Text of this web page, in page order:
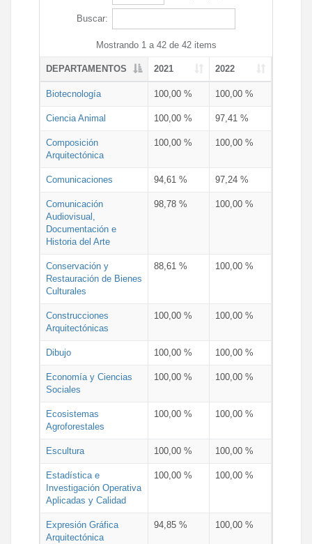
Buscar:
Mostrando 1 a 42 de 42 items
DEPARTAMENTOS 2021 2022
Biotecnología 100,00 % 100,00 %
Ciencia Animal 100,00 % 97,41 %
Composición
Arquitectónica
100,00 % 100,00 %
Comunicaciones 94,61 % 97,24 %
Comunicación
Audiovisual,
Documentación e
Historia del Arte
98,78 % 100,00 %
Conservación y
Restauración de Bienes
Culturales
88,61 % 100,00 %
Construcciones
Arquitectónicas
100,00 % 100,00 %
Dibujo 100,00 % 100,00 %
Economía y Ciencias
Sociales
100,00 % 100,00 %
Ecosistemas
Agroforestales
100,00 % 100,00 %
Escultura 100,00 % 100,00 %
Estadística e
Investigación Operativa
Aplicadas y Calidad
100,00 % 100,00 %
Expresión Gráfica
Arquitectónica
94,85 % 100,00 %